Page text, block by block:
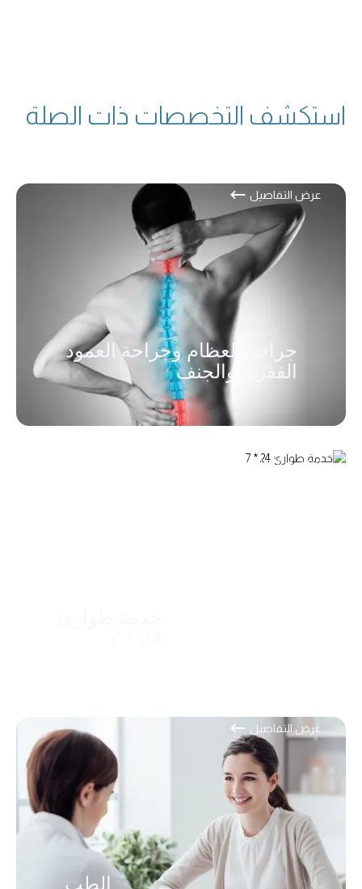
استكشف التخصصات ذات الصلة
جراحة العظام وجراحة العمود
الفقري والجنف
عرض التفاصيل
عرض التفاصيل
الطب
عرض التفاصيل